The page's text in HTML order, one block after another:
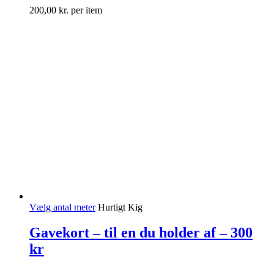
200,00 kr. per item
Vælg antal meter Hurtigt Kig
Gavekort – til en du holder af – 300
kr